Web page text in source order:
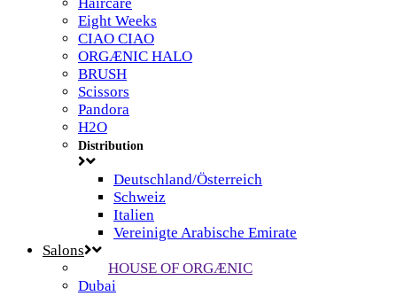
Eight Weeks
CIAO CIAO
ORGÆNIC HALO
BRUSH
Scissors
Pandora
H2O
Distribution
Deutschland/Österreich
Schweiz
Italien
Vereinigte Arabische Emirate
Salons
HOUSE OF ORGÆNIC
Dubai